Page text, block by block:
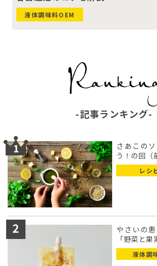
液体調味料OEM
記事ランキング
さあこの
う！の回（
レシ
やさいの
「野菜と果
液体調